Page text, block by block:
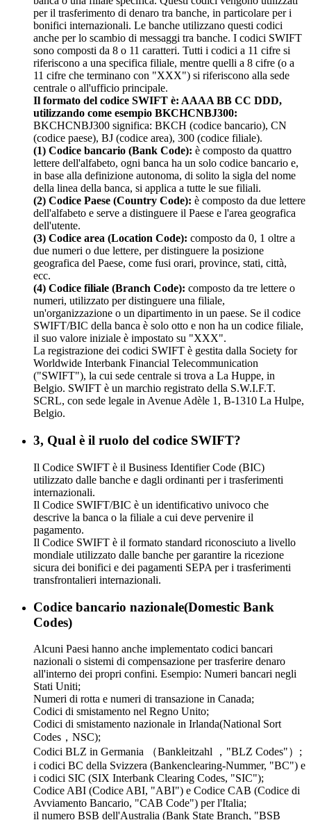
per il trasferimento di denaro tra banche, in particolare per i
bonifici internazionali. Le banche utilizzano questi codici
anche per lo scambio di messaggi tra banche. I codici SWIFT
sono composti da 8 o 11 caratteri. Tutti i codici a 11 cifre si
riferiscono a una specifica filiale, mentre quelli a 8 cifre (o a
11 cifre che terminano con "XXX") si riferiscono alla sede
centrale o all'ufficio principale.
Il formato del codice SWIFT è: AAAA BB CC DDD,
utilizzando come esempio BKCHCNBJ300:
BKCHCNBJ300 significa: BKCH (codice bancario), CN
(codice paese), BJ (codice area), 300 (codice filiale).
(1) Codice bancario (Bank Code): è composto da quattro
lettere dell'alfabeto, ogni banca ha un solo codice bancario e,
in base alla definizione autonoma, di solito la sigla del nome
della linea della banca, si applica a tutte le sue filiali.
(2) Codice Paese (Country Code): è composto da due lettere
dell'alfabeto e serve a distinguere il Paese e l'area geografica
dell'utente.
(3) Codice area (Location Code): composto da 0, 1 oltre a
due numeri o due lettere, per distinguere la posizione
geografica del Paese, come fusi orari, province, stati, città,
ecc.
(4) Codice filiale (Branch Code): composto da tre lettere o
numeri, utilizzato per distinguere una filiale,
un'organizzazione o un dipartimento in un paese. Se il codice
SWIFT/BIC della banca è solo otto e non ha un codice filiale,
il suo valore iniziale è impostato su "XXX".
La registrazione dei codici SWIFT è gestita dalla Society for
Worldwide Interbank Financial Telecommunication
("SWIFT"), la cui sede centrale si trova a La Huppe, in
Belgio. SWIFT è un marchio registrato della S.W.I.F.T.
SCRL, con sede legale in Avenue Adèle 1, B-1310 La Hulpe,
Belgio.
3, Qual è il ruolo del codice SWIFT?
Il Codice SWIFT è il Business Identifier Code (BIC)
utilizzato dalle banche e dagli ordinanti per i trasferimenti
internazionali.
Il Codice SWIFT/BIC è un identificativo univoco che
descrive la banca o la filiale a cui deve pervenire il
pagamento.
Il Codice SWIFT è il formato standard riconosciuto a livello
mondiale utilizzato dalle banche per garantire la ricezione
sicura dei bonifici e dei pagamenti SEPA per i trasferimenti
transfrontalieri internazionali.
Codice bancario nazionale(Domestic Bank
Codes)
Alcuni Paesi hanno anche implementato codici bancari
nazionali o sistemi di compensazione per trasferire denaro
all'interno dei propri confini. Esempio: Numeri bancari negli
Stati Uniti;
Numeri di rotta e numeri di transazione in Canada;
Codici di smistamento nel Regno Unito;
Codici di smistamento nazionale in Irlanda(National Sort
Codes，NSC);
Codici BLZ in Germania （Bankleitzahl ，"BLZ Codes"）;
i codici BC della Svizzera (Bankenclearing-Nummer, "BC") e
i codici SIC (SIX Interbank Clearing Codes, "SIC");
Codice ABI (Codice ABI, "ABI") e Codice CAB (Codice di
Avviamento Bancario, "CAB Code") per l'Italia;
il numero BSB dell'Australia (Bank State Branch, "BSB